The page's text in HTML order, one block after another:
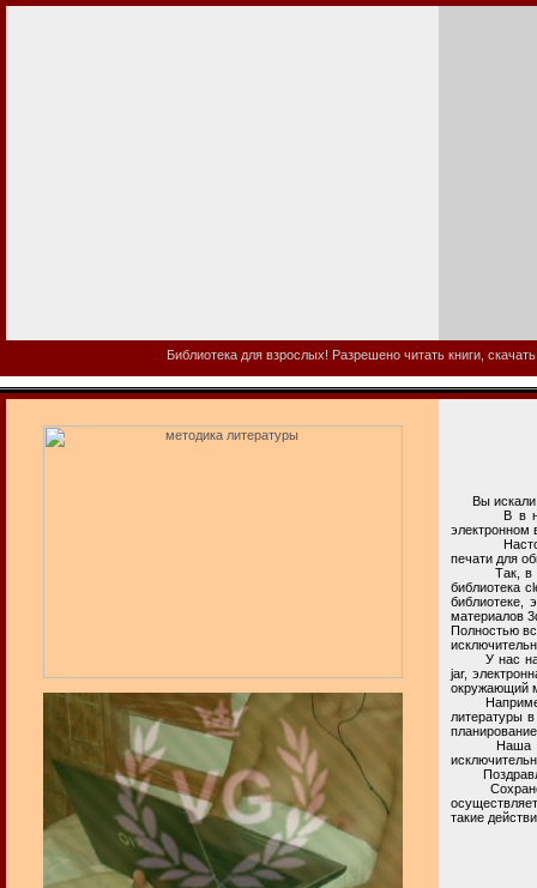
Библиотека для взрослых! Разрешено читать книги,
Вы искали
В в нашей
электронном
Настоящая
печати для
Так, в
библиотека
библиотеке,
материалов
Полностью
У нас на
jar,
окружающий
Например,
литературы
Наша
такие